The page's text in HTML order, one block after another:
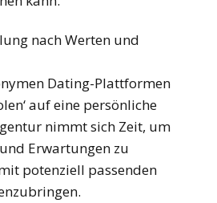
nach Werten und
Dating-Plattformen
auf eine persönliche
nimmt sich Zeit, um
Erwartungen zu
potenziell passenden